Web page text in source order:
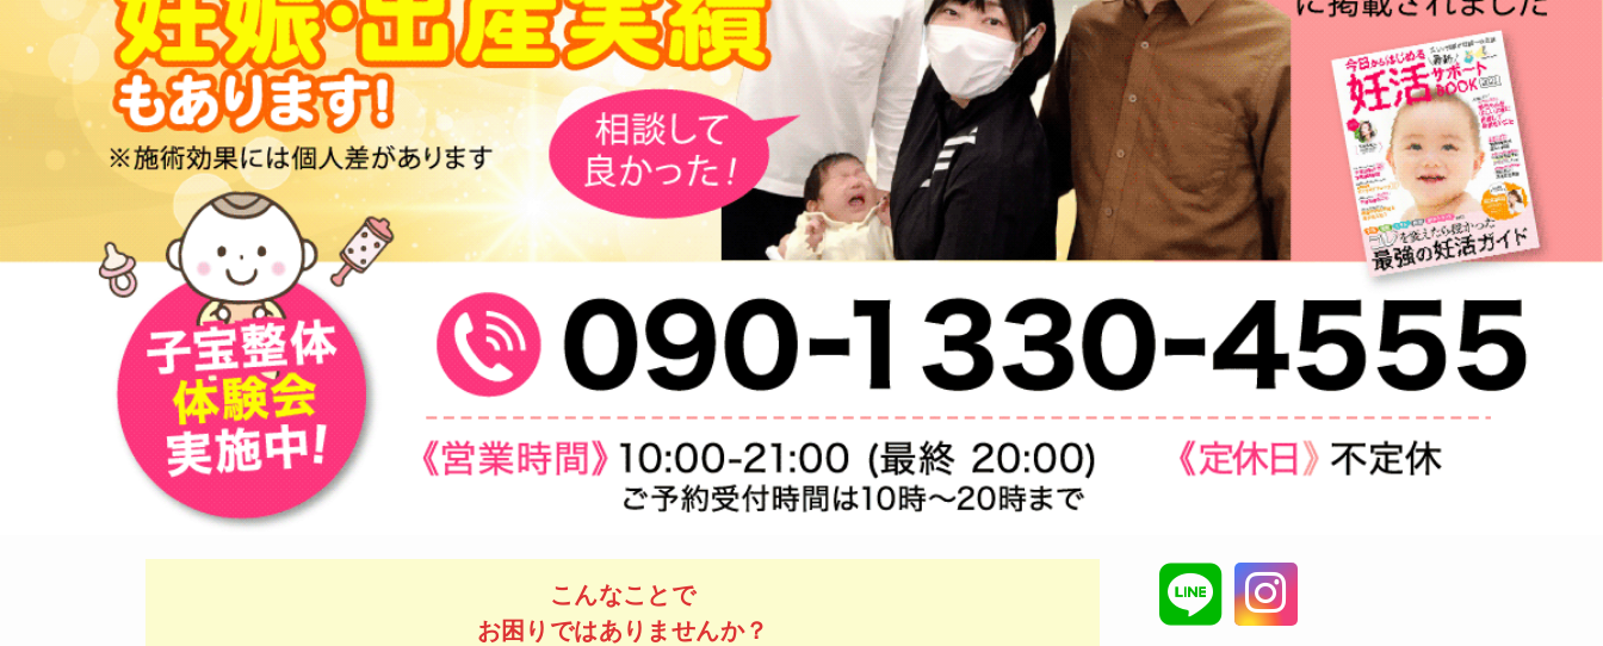
こんなことで
お困りではありませんか？